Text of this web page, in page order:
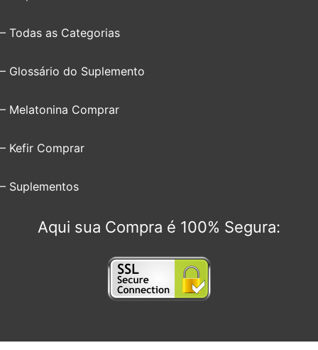
– Todas as Categorias
– Glossário do Suplemento
– Melatonina Comprar
– Kefir Comprar
– Suplementos
Aqui sua Compra é 100% Segura: